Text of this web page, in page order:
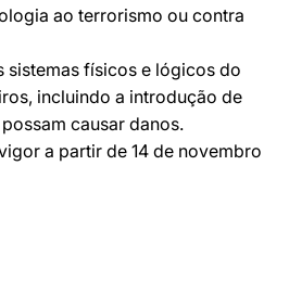
ao terrorismo ou contra
sistemas físicos e lógicos do
incluindo a introdução de
causar danos.
a partir de 14 de novembro